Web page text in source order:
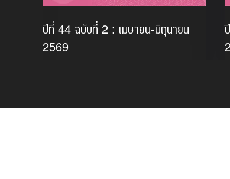
ปีที่ 44 ฉบับที่ 2 : เมษายน-มิถุนายน
2569